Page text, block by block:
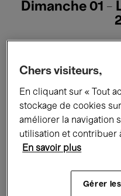
Dimanche 01 -
Tous les événements
Expositions
Rencontres & Débats
Musique classique
Chers visiteurs,
En cliquant sur « Tout
stockage de cookies
améliorer la navigation
utilisation et contribuer
En savoir plus
Gérer